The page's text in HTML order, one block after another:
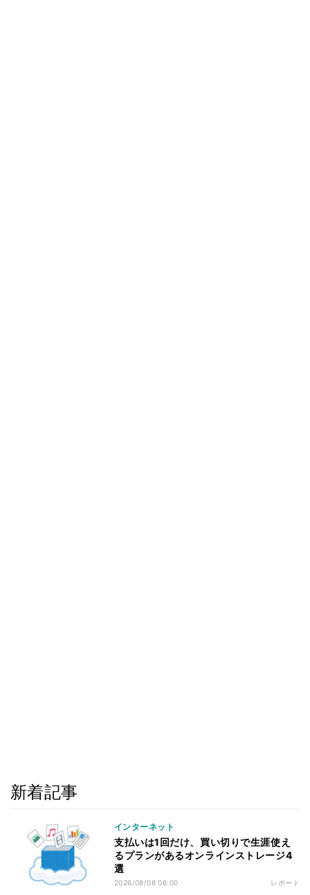
新着記事
インターネット
支払いは1回だけ、買い切りで生涯使え
るプランがあるオンラインストレージ4
選
2026/08/08 06:00 レポート